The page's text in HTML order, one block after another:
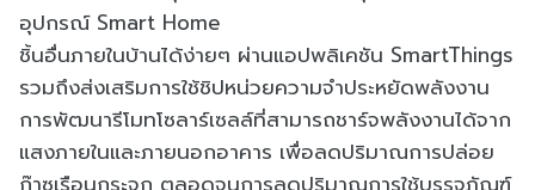
อุปกรณ์ Smart Home
ชิ้นอื่นภายในบ้านได้ง่ายๆ ผ่านแอปพลิเคชัน SmartThings
รวมถึงส่งเสริมการใช้ชิปหน่วยความจำประหยัดพลังงาน
การพัฒนารีโมทโซลาร์เซลล์ที่สามารถชาร์จพลังงานได้จาก
แสงภายในและภายนอกอาคาร เพื่อลดปริมาณการปล่อย